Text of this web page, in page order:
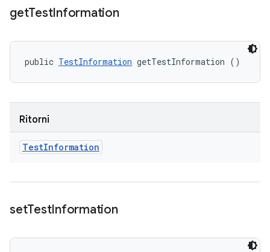
getTestInformation
public TestInformation getTestInformation ()
Ritorni
TestInformation
setTestInformation